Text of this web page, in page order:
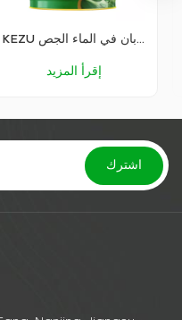
KEZU البولي يوريثين القابل للذوبان في الماء الجص
إقرأ المزيد